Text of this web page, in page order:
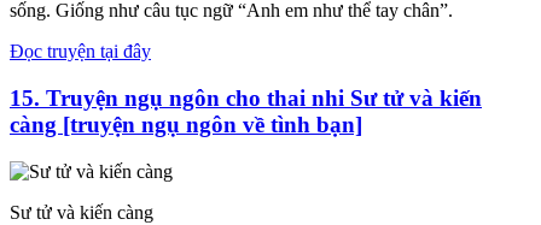
sống. Giống như câu tục ngữ “Anh em như thể tay chân”.
Đọc truyện tại đây
15. Truyện ngụ ngôn cho thai nhi Sư tử và kiến
càng [truyện ngụ ngôn về tình bạn]
Sư tử và kiến càng